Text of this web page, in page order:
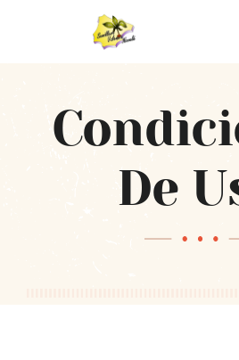
Nosotros
De